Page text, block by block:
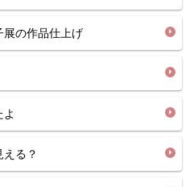
の作品仕上げ
る？